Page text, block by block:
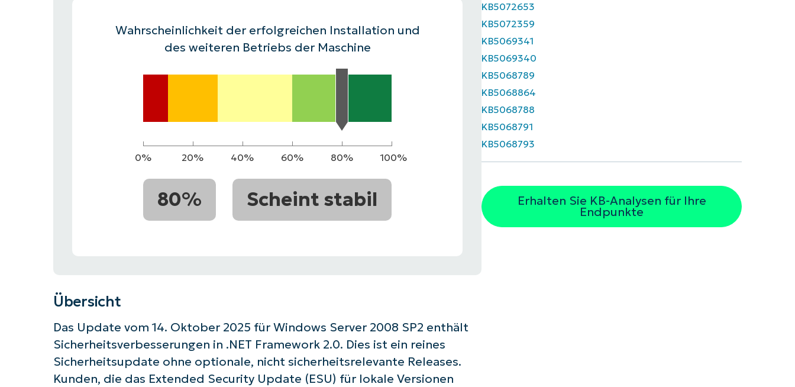
VERTRIEB KONTAKTIEREN PRODUKTVORSTELLUNG ANSEHEN
PRODUKT-
VERTRIEB KONTAKTIEREN PRODUKTVORSTELLUNG ANSEHEN
VERTRIEB KONTAKTIEREN PRODUKTVORSTELLUNG ANSEHEN
Wahrscheinlichkeit der erfolgreichen Installation und
des weiteren Betriebs der Maschine
0% 20% 40% 60% 80% 100%
80% Scheint stabil
Übersicht
Das Update vom 14. Oktober 2025 für Windows Server 2008 SP2 enthält
Sicherheitsverbesserungen in .NET Framework 2.0. Dies ist ein reines
Sicherheitsupdate ohne optionale, nicht sicherheitsrelevante Releases.
Kunden, die das Extended Security Update (ESU) für lokale Versionen
KB5072653
KB5072359
KB5069341
KB5069340
KB5068789
KB5068864
KB5068788
KB5068791
KB5068793
Erhalten Sie KB-Analysen für Ihre
Endpunkte